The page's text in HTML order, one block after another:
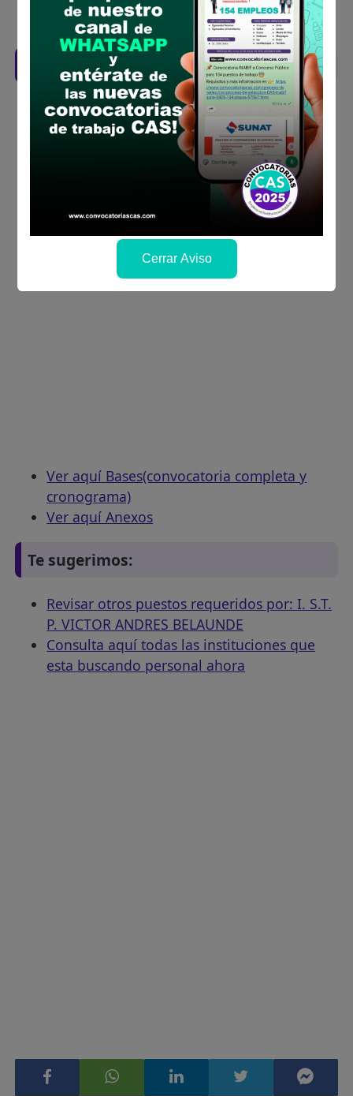
se publicará los resultados
Descarga aquí las Bases
Ver aquí Bases(convocatoria completa y
cronograma)
Ver aquí Anexos
Te sugerimos:
Revisar otros puestos requeridos por: I. S.T.
P. VICTOR ANDRES BELAUNDE
Consulta aquí todas las instituciones que
esta buscando personal ahora
Cerrar Aviso